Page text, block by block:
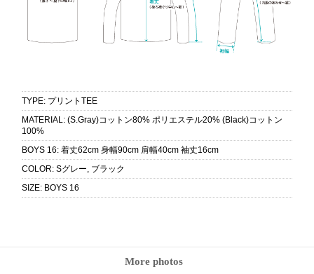
TYPE: プリントTEE
MATERIAL: (S.Gray)コットン80% ポリエステル20% (Black)コットン
100%
BOYS 16: 着丈62cm 身幅90cm 肩幅40cm 袖丈16cm
COLOR: Sグレー, ブラック
SIZE: BOYS 16
More photos